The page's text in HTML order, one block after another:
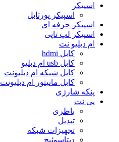
اسپیکر
اسپیکر پورتابل
اسپیکر حرفه ای
اسپیکر لپ تاپی
ام دبلیو نت
کابل hdmi
کابل usb ام دبلیو
کابل شبکه ام دبلیونت
کابل مانیتور ام دبلیونت
پنکه شارژی
پی نت
باطری
تبدیل
تجهیزات شبکه
دیتاسوئیچ